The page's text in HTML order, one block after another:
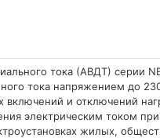
тока (АВДТ) серии
тока напряжением до
и отключений
электрическим током
жилых,